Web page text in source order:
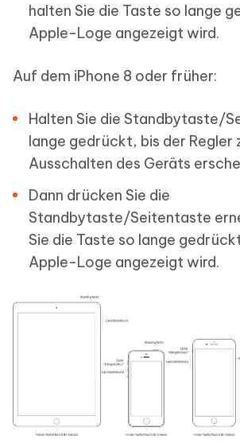
halten Sie die Taste so lange
Apple-Loge angezeigt wird.
Auf dem iPhone 8 oder früher:
Halten Sie die Standbytaste/
lange gedrückt, bis der Regler
Ausschalten des Geräts
Dann drücken Sie die
Standbytaste/Seitentaste
Sie die Taste so lange
Apple-Loge angezeigt wird.